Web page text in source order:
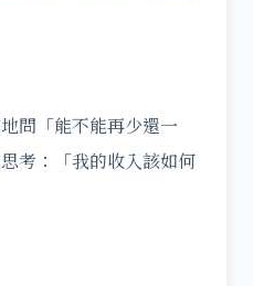
問「能不能再少還一
考：「我的收入該如何